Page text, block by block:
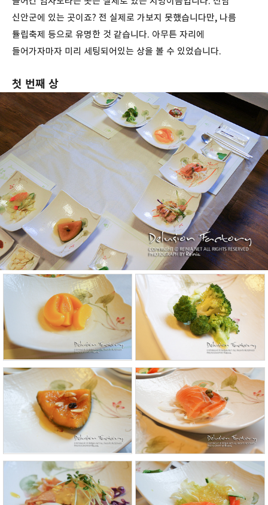
신안군에 있는 곳이죠? 전 실제로 가보지 못했습니다만, 나름
튤립축제 등으로 유명한 것 같습니다. 아무튼 자리에
들어가자마자 미리 세팅되어있는 상을 볼 수 있었습니다.
첫 번째 상